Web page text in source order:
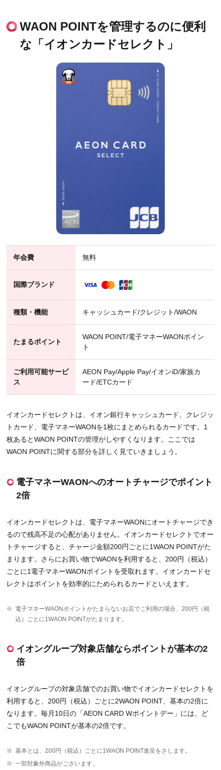
WAON POINTを管理するのに便利
な「イオンカードセレクト」
年会費 無料
国際ブランド
種類・機能 キャッシュカード/クレジット/WAON
たまるポイント
WAON POINT/電子マネーWAONポイン
ト
ご利用可能サービ
ス
AEON Pay/Apple Pay/イオンiD/家族カ
ード/ETCカード
イオンカードセレクトは、イオン銀行キャッシュカード、クレジッ
トカード、電子マネーWAONを1枚にまとめられるカードです。1
枚あるとWAON POINTの管理がしやすくなります。ここでは
WAON POINTに関する部分を詳しく見ていきましょう。
電子マネーWAONへのオートチャージでポイント
2倍
イオンカードセレクトは、電子マネーWAONにオートチャージでき
るので残高不足の心配がありません。イオンカードセレクトでオー
トチャージすると、チャージ金額200円ごとに1WAON POINTがた
まります。さらにお買い物でWAONを利用すると、200円（税込）
ごとに1電子マネーWAONポイントを受取れます。イオンカードセ
レクトはポイントを効率的にためられるカードといえます。
※ 電子マネーWAONポイントがたまらないお店でご利用の場合、200円（税
込）ごとに1WAON POINTがたまります。
イオングループ対象店舗ならポイントが基本の2
倍
イオングループの対象店舗でのお買い物でイオンカードセレクトを
利用すると、200円（税込）ごとに2WAON POINT、基本の2倍に
なります。毎月10日の「AEON CARD Wポイントデー」には、ど
こでもWAON POINTが基本の2倍です。
※ 基本とは、200円（税込）ごとに1WAON POINT進呈をさします。
※ 一部対象外商品がございます。